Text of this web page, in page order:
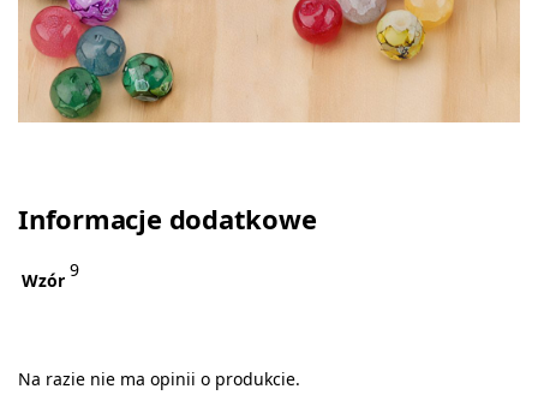
Informacje dodatkowe
Wzór 9
Na razie nie ma opinii o produkcie.